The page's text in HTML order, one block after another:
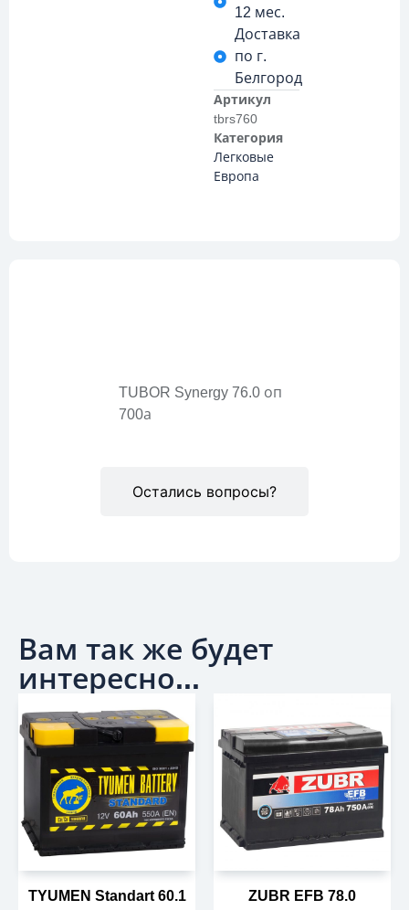
12 мес.
Доставка
по г.
Белгород
Артикул
tbrs760
Категория
Легковые
Европа
Остались вопросы?
TUBOR Synergy 76.0 оп
700а
Вам так же будет
интересно...
TYUMEN Standart 60.1 ZUBR EFB 78.0